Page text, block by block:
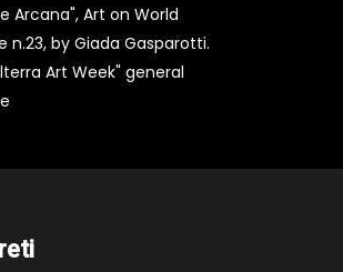
Arcana", Art on World
n.23, by Giada Gasparotti.
Art Week" general